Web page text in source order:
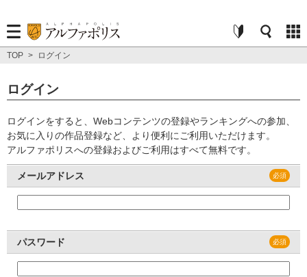
TOP > ログイン
ログイン
ログインをすると、Webコンテンツの登録やランキングへの参加、
お気に入りの作品登録など、より便利にご利用いただけます。
アルファポリスへの登録およびご利用はすべて無料です。
メールアドレス
パスワード